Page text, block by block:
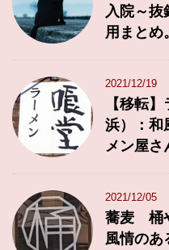
入院～
用まとめ。
2021/12/19
【移転
浜）：和
メン屋さ
2021/12/05
蕎麦 桶
風情のあ